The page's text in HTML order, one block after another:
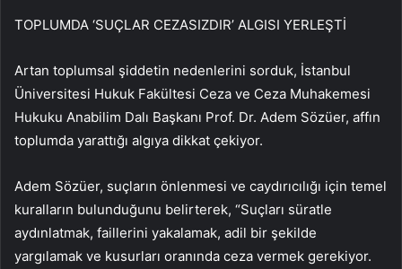
TOPLUMDA ‘SUÇLAR CEZASIZDIR’ ALGISI YERLEŞTİ
Artan toplumsal şiddetin nedenlerini sorduk, İstanbul
Üniversitesi Hukuk Fakültesi Ceza ve Ceza Muhakemesi
Hukuku Anabilim Dalı Başkanı Prof. Dr. Adem Sözüer, affın
toplumda yarattığı algıya dikkat çekiyor.
Adem Sözüer, suçların önlenmesi ve caydırıcılığı için temel
kuralların bulunduğunu belirterek, “Suçları süratle
aydınlatmak, faillerini yakalamak, adil bir şekilde
yargılamak ve kusurları oranında ceza vermek gerekiyor.